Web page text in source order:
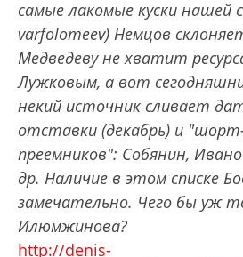
самые лакомые куски нашей
varfolomeev) Немцов
Медведеву не хватит
Лужковым, а вот
некий источник сливает
отставки (декабрь) и
преемников": Собянин,
др. Наличие в этом списке
замечательно. Чего бы уж
Илюмжинова?
http://denis-